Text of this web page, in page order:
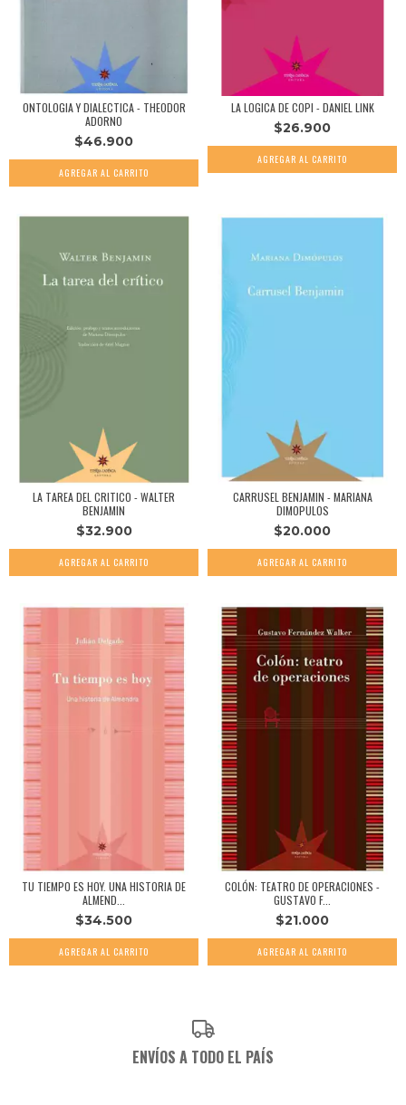
ONTOLOGIA Y DIALECTICA - THEODOR
ADORNO
$46.900
LA LOGICA DE COPI - DANIEL LINK
$26.900
LA TAREA DEL CRITICO - WALTER
BENJAMIN
$32.900
CARRUSEL BENJAMIN - MARIANA
DIMOPULOS
$20.000
TU TIEMPO ES HOY. UNA HISTORIA DE
ALMEND...
$34.500
COLÓN: TEATRO DE OPERACIONES -
GUSTAVO F...
$21.000
ENVÍOS A TODO EL PAÍS